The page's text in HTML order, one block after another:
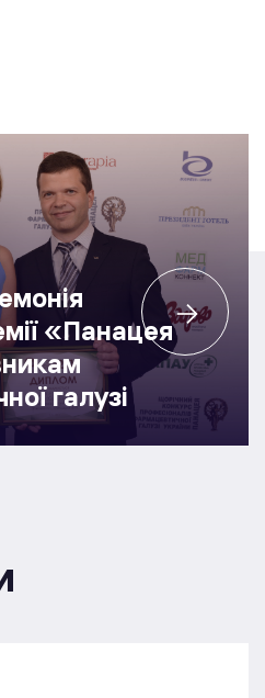
«Панацея
галузі